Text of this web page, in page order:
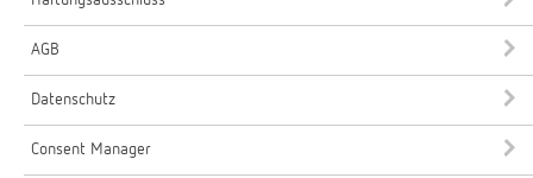
AGB
Datenschutz
Consent Manager